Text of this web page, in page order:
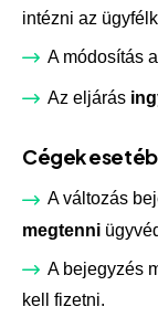
intézni az
A módosítás
Az eljárás
Cégek
A változás
megtenni
A bejegyzés
kell fizetni.